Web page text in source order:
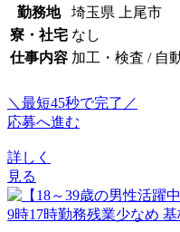
勤務地
埼玉県 上尾市
寮・社宅 なし
仕事内容 加工・検査 / 自
＼最短45秒で完了／
応募へ進む
詳しく
見る